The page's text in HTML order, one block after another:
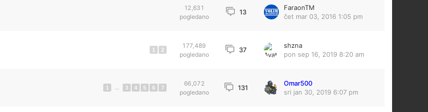
12,631
pogledano
13
FaraonTM
čet mar 03, 2016 1:05 pm
1 2
177,489
pogledano
37
shzna
pon sep 16, 2019 8:20 am
1 ... 3 4 5 6 7
66,072
pogledano
131
Omar500
sri jan 30, 2019 6:07 pm